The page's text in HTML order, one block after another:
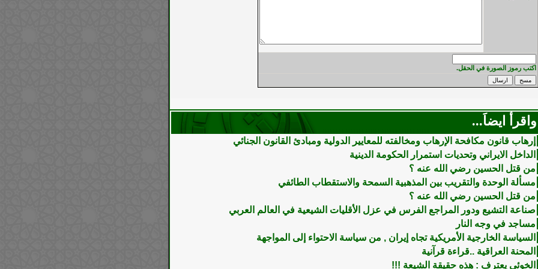
اكتب رموز الصورة في الحقل.
واقرأ ايضاَ...
إرهاب قانون مكافحة الإرهاب ومخالفته للمعايير الدولية ومبادئ القانون الجنائي
الداخل الايراني وتحديات استمرار الحكومة الدينية
من قتل الحسين رضي الله عنه ؟
مسألة الوحدة والتقريب بين المذهبية السمحة والاستقطاب الطائفي
من قتل الحسين رضي الله عنه ؟
صناعة التشيع ودور المراجع الفرس في عزل الأقليات الشيعية في العالم العربي
مساجد في وجه النار
السياسة الخارجية الأمريكية تجاه إيران , من سياسة الاحتواء إلى المواجهة
المحنة العراقية ..قراءة قرآنية
الخوئي يعترف : هذه حقيقة الشيعة !!!